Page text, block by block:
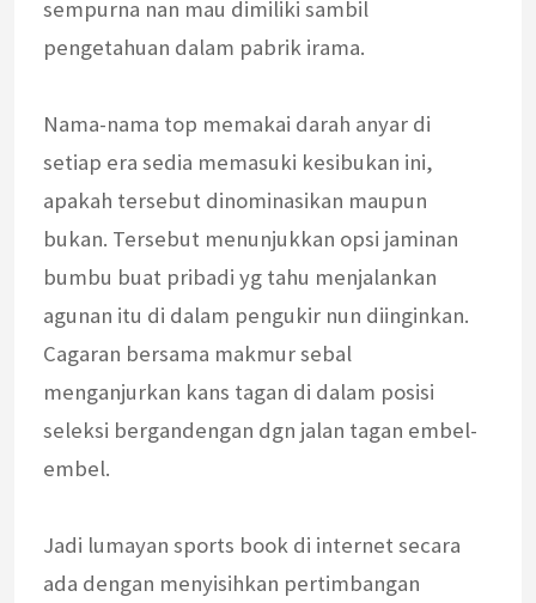
sempurna nan mau dimiliki sambil
pengetahuan dalam pabrik irama.
Nama-nama top memakai darah anyar di
setiap era sedia memasuki kesibukan ini,
apakah tersebut dinominasikan maupun
bukan. Tersebut menunjukkan opsi jaminan
bumbu buat pribadi yg tahu menjalankan
agunan itu di dalam pengukir nun diinginkan.
Cagaran bersama makmur sebal
menganjurkan kans tagan di dalam posisi
seleksi bergandengan dgn jalan tagan embel-
embel.
Jadi lumayan sports book di internet secara
ada dengan menyisihkan pertimbangan